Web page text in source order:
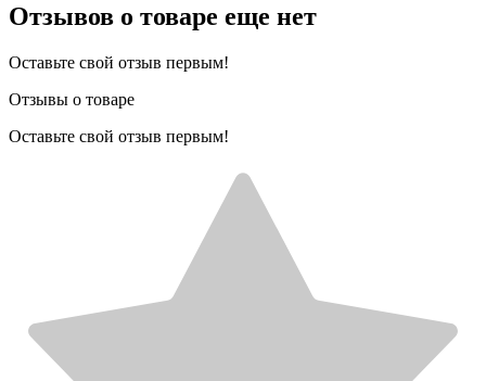
Отзывов о товаре еще нет
Оставьте свой отзыв первым!
Отзывы о товаре
Оставьте свой отзыв первым!